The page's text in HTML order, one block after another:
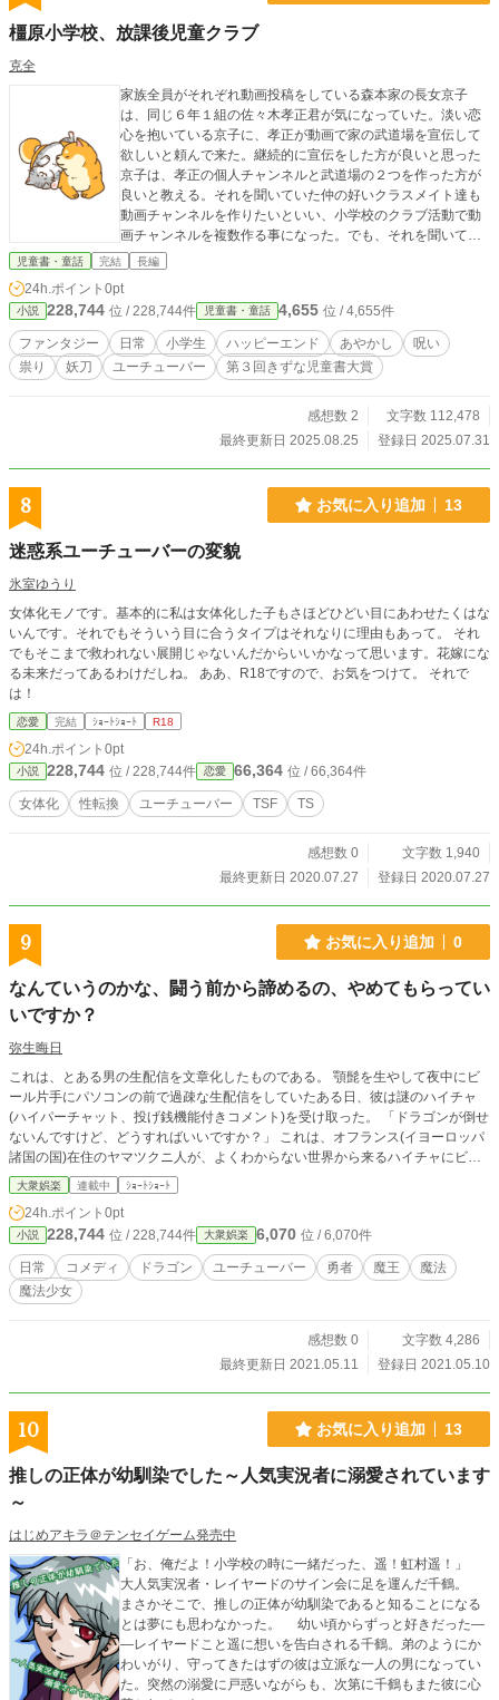
橿原小学校、放課後児童クラブ
克全
家族全員がそれぞれ動画投稿をしている森本家の長女京子
は、同じ６年１組の佐々木孝正君が気になっていた。淡い恋
心を抱いている京子に、孝正が動画で家の武道場を宣伝して
欲しいと頼んで来た。継続的に宣伝をした方が良いと思った
京子は、孝正の個人チャンネルと武道場の２つを作った方が
良いと教える。それを聞いていた仲の好いクラスメイト達も
動画チャンネルを作りたいといい、小学校のクラブ活動で動
画チャンネルを複数作る事になった。でも、それを聞いてい
た性格の悪い児童会長が邪魔をする。邪魔をするだけでな
ずらをしようとする。だが、その神社は、遠い昔から悪しき
モノを封印しているいわくつきの神社だった。
児童書・童話 完結 長編
24h.ポイント 0pt
小説 228,744 位 / 228,744件 児童書・童話 4,655 位 / 4,655件
ファンタジー 日常 小学生 ハッピーエンド あやかし
呪い
祟り
妖刀 ユーチューバー 第３回きずな児童書大賞
感想数 2
文字数 112,478
最終更新日 2025.08.25
登録日 2025.07.31
8 お気に入り追加 13
迷惑系ユーチューバーの変貌
氷室ゆうり
女体化モノです。基本的に私は女体化した子もさほどひどい目にあわせたくはな
いんです。それでもそういう目に合うタイプはそれなりに理由もあって。 それ
でもそこまで救われない展開じゃないんだからいいかなって思います。花嫁にな
る未来だってあるわけだしね。 ああ、R18ですので、お気をつけて。 それで
は！
恋愛 完結 ｼｮｰﾄｼｮｰﾄ R18
24h.ポイント 0pt
小説 228,744 位 / 228,744件 恋愛 66,364 位 / 66,364件
女体化 性転換 ユーチューバー TSF TS
感想数 0
文字数 1,940
最終更新日 2020.07.27
登録日 2020.07.27
9 お気に入り追加 0
なんていうのかな、闘う前から諦めるの、やめてもらってい
いですか？
弥生晦日
これは、とある男の生配信を文章化したものである。 顎髭を生やして夜中にビ
ール片手にパソコンの前で過疎な生配信をしていたある日、彼は謎のハイチャ
(ハイパーチャット、投げ銭機能付きコメント)を受け取った。 「ドラゴンが倒せ
ないんですけど、どうすればいいですか？」 これは、オフランス(イヨーロッパ
諸国の国)在住のヤマツクニ人が、よくわからない世界から来るハイチャにビー
ル片手に答える生配信を、文章化したものである！(二回目)
大衆娯楽 連載中 ｼｮｰﾄｼｮｰﾄ
24h.ポイント 0pt
小説 228,744 位 / 228,744件 大衆娯楽 6,070 位 / 6,070件
日常 コメディ ドラゴン ユーチューバー 勇者 魔王
魔法
魔法少女
感想数 0
文字数 4,286
最終更新日 2021.05.11
登録日 2021.05.10
10 お気に入り追加 13
推しの正体が幼馴染でした～人気実況者に溺愛されています
～
はじめアキラ＠テンセイゲーム発売中
「お、俺だよ！小学校の時に一緒だった、遥！虹村遥！」
大人気実況者・レイヤードのサイン会に足を運んだ千鶴。
まさかそこで、推しの正体が幼馴染であると知ることになる
とは夢にも思わなかった。 幼い頃からずっと好きだった―
―レイヤードこと遥に想いを告白される千鶴。弟のようにか
わいがり、守ってきたはずの彼は立派な一人の男になってい
た。突然の溺愛に戸惑いながらも、次第に千鶴もまた彼に心